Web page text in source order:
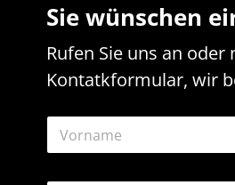
Sie wünschen
Rufen Sie uns an
Kontatkformular, wir
*
N
m